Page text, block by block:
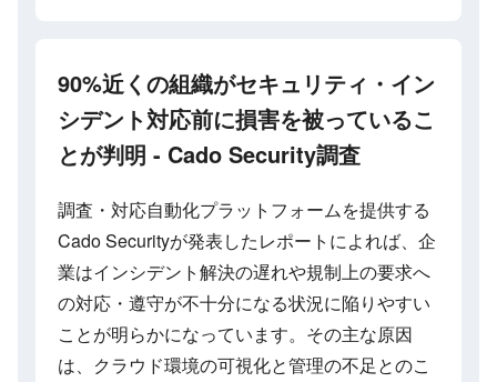
90%近くの組織がセキュリティ・イン
シデント対応前に損害を被っているこ
とが判明 - Cado Security調査
調査・対応自動化プラットフォームを提供する
Cado Securityが発表したレポートによれば、企
業はインシデント解決の遅れや規制上の要求へ
の対応・遵守が不十分になる状況に陥りやすい
ことが明らかになっています。その主な原因
は、クラウド環境の可視化と管理の不足とのこ